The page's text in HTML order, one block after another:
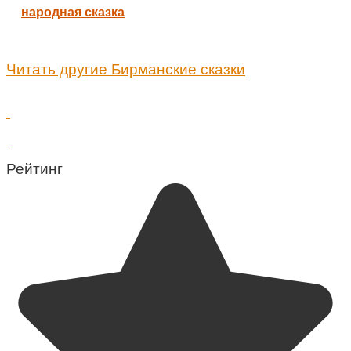
народная сказка
Читать другие Бирманские сказки
Рейтинг